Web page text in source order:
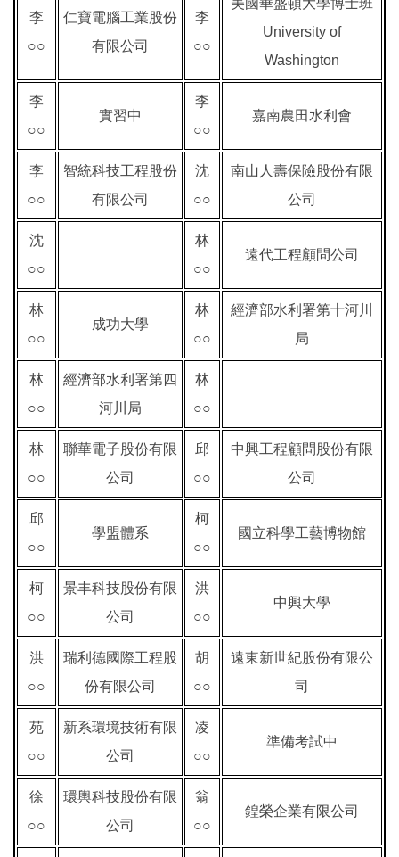
李
○○
仁寶電腦工業股份
有限公司
李
○○
University of
Washington
李
○○
實習中
李
○○
嘉南農田水利會
李
○○
智統科技工程股份
有限公司
沈
○○
南山人壽保險股份有限
公司
沈
○○
林
○○
遠代工程顧問公司
林
○○
成功大學
林
○○
經濟部水利署第十河川
局
林
○○
經濟部水利署第四
河川局
林
○○
林
○○
聯華電子股份有限
公司
邱
○○
中興工程顧問股份有限
公司
邱
○○
學盟體系
柯
○○
國立科學工藝博物館
柯
○○
景丰科技股份有限
公司
洪
○○
中興大學
洪
○○
瑞利德國際工程股
份有限公司
胡
○○
遠東新世紀股份有限公
司
苑
○○
新系環境技術有限
公司
凌
○○
準備考試中
徐
○○
環輿科技股份有限
公司
翁
○○
鍠榮企業有限公司